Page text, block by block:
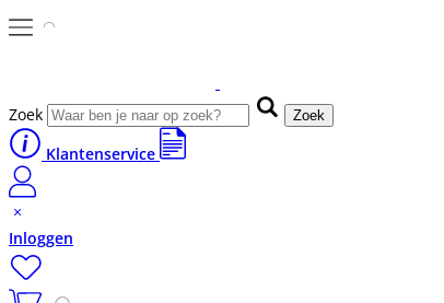
Zoek Zoek
Klantenservice
Inloggen